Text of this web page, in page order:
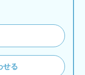
せる